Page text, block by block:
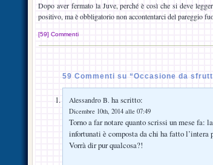
Dopo aver fermato la Juve, perché è così che si deve
positivo, ma è obbligatorio non accontentarci del pareggio
[59] Commenti
59 Commenti su “Occasione da
Alessandro B. ha scritto:
Dicembre 10th, 2014 alle 07:49
Torno a far notare quanto scrissi un mese fa:
infortunati è composta da chi ha fatto l’intera
Vorrà dir pur qualcosa?!